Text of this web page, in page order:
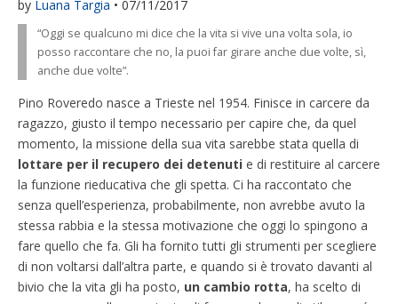
by Luana Targia • 07/11/2017
“Oggi se qualcuno mi dice che la vita si vive una volta sola, io
posso raccontare che no, la puoi far girare anche due volte, sì,
anche due volte”.
Pino Roveredo nasce a Trieste nel 1954. Finisce in carcere da
ragazzo, giusto il tempo necessario per capire che, da quel
momento, la missione della sua vita sarebbe stata quella di
lottare per il recupero dei detenuti e di restituire al carcere
la funzione rieducativa che gli spetta. Ci ha raccontato che
senza quell’esperienza, probabilmente, non avrebbe avuto la
stessa rabbia e la stessa motivazione che oggi lo spingono a
fare quello che fa. Gli ha fornito tutti gli strumenti per scegliere
di non voltarsi dall’altra parte, e quando si è trovato davanti al
bivio che la vita gli ha posto, un cambio rotta, ha scelto di